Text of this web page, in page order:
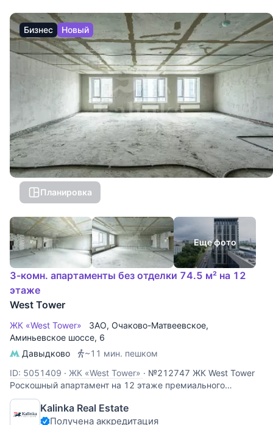
Бизнес Новый
Планировка
Еще фото
3-комн. апартаменты без отделки 74.5 м² на 12
этаже
West Tower
ЖК «West Tower» ЗАО, Очаково-Матвеевское,
Аминьевское шоссе, 6
Давыдково
~11 мин. пешком
ID: 5051409 · ЖК «West Tower» · №212747 ЖК West Tower
Роскошный апартамент на 12 этаже премиального
комплекса West Tower. Этот объект идеально подходит для
личного проживания или сдачи в аренду с высокой
доходностью. Панорамные виды: высокий 12 этаж
Kalinka Real Estate
Получена аккредитация